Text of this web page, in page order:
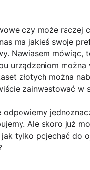
czy może raczej
ma jakieś swoje
Nawiasem mówiąc,
urządzeniom można
złotych można
zainwestować w
odpowiemy
Ale skoro już
jak tylko pojechać do